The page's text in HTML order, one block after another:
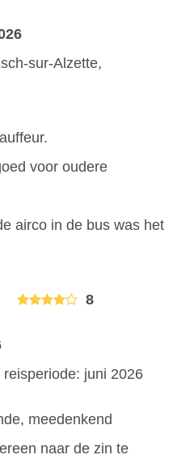
sur-Alzette,
voor oudere
airco in de bus was het
8
juni 2026
meedenkend
naar de zin te